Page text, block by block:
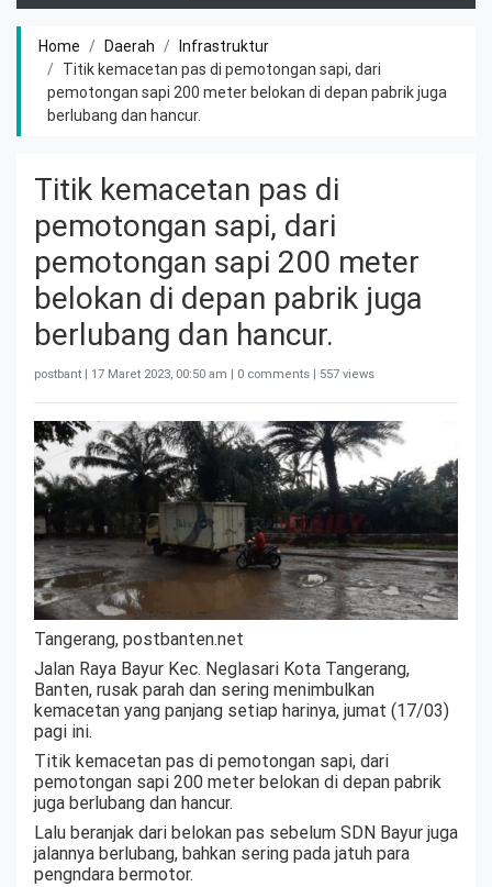
Home Daerah
Infrastruktur
Titik kemacetan pas di pemotongan sapi, dari
pemotongan sapi 200 meter belokan di depan pabrik juga
berlubang dan hancur.
Titik kemacetan pas di
pemotongan sapi, dari
pemotongan sapi 200 meter
belokan di depan pabrik juga
berlubang dan hancur.
postbant | 17 Maret 2023, 00:50 am | 0 comments | 557 views
Tangerang, postbanten.net
Jalan Raya Bayur Kec. Neglasari Kota Tangerang,
Banten, rusak parah dan sering menimbulkan
kemacetan yang panjang setiap harinya, jumat (17/03)
pagi ini.
Titik kemacetan pas di pemotongan sapi, dari
pemotongan sapi 200 meter belokan di depan pabrik
juga berlubang dan hancur.
Lalu beranjak dari belokan pas sebelum SDN Bayur juga
jalannya berlubang, bahkan sering pada jatuh para
pengndara bermotor.